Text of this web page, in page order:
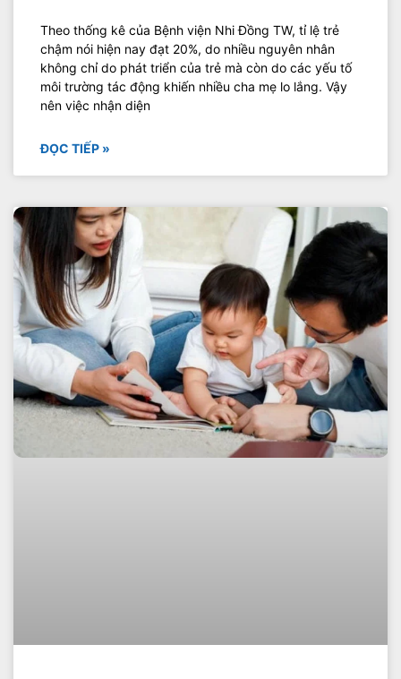
Theo thống kê của Bệnh viện Nhi Đồng TW, tỉ lệ trẻ
chậm nói hiện nay đạt 20%, do nhiều nguyên nhân
không chỉ do phát triển của trẻ mà còn do các yếu tố
môi trường tác động khiến nhiều cha mẹ lo lắng. Vậy
nên việc nhận diện
ĐỌC TIẾP »